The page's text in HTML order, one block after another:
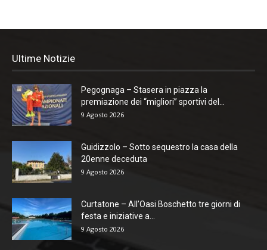
Ultime Notizie
Pegognaga – Stasera in piazza la
premiazione dei “migliori” sportivi del...
9 Agosto 2026
Guidizzolo – Sotto sequestro la casa della
20enne deceduta
9 Agosto 2026
Curtatone – All’Oasi Boschetto tre giorni di
festa e iniziative a...
9 Agosto 2026